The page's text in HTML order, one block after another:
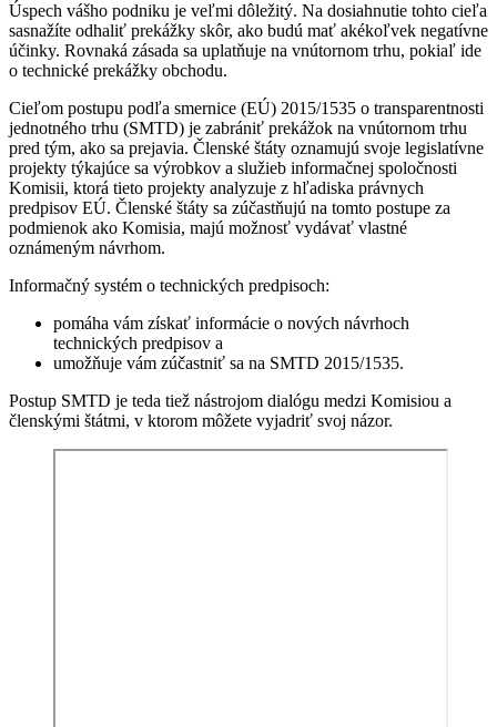
Úspech vášho podniku je veľmi dôležitý. Na dosiahnutie tohto cieľa
sasnažíte odhaliť prekážky skôr, ako budú mať akékoľvek negatívne
účinky. Rovnaká zásada sa uplatňuje na vnútornom trhu, pokiaľ ide
o technické prekážky obchodu.
Cieľom postupu podľa smernice (EÚ) 2015/1535 o transparentnosti
jednotného trhu (SMTD) je zabrániť prekážok na vnútornom trhu
pred tým, ako sa prejavia. Členské štáty oznamujú svoje legislatívne
projekty týkajúce sa výrobkov a služieb informačnej spoločnosti
Komisii, ktorá tieto projekty analyzuje z hľadiska právnych
predpisov EÚ. Členské štáty sa zúčastňujú na tomto postupe za
podmienok ako Komisia, majú možnosť vydávať vlastné
oznámeným návrhom.
Informačný systém o technických predpisoch:
pomáha vám získať informácie o nových návrhoch
technických predpisov a
umožňuje vám zúčastniť sa na SMTD 2015/1535.
Postup SMTD je teda tiež nástrojom dialógu medzi Komisiou a
členskými štátmi, v ktorom môžete vyjadriť svoj názor.